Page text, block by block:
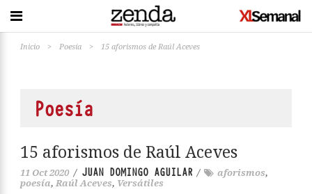
Inicio > Poesía > 15 aforismos de Raúl Aceves
Poesía
15 aforismos de Raúl Aceves
11 Oct 2020 / JUAN DOMINGO AGUILAR / aforismos,
poesía, Raúl Aceves, Versátiles